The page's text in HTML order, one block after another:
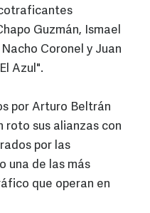
Guzmán, Ismael
Coronel y Juan
Azul".
por Arturo Beltrán
roto sus alianzas con
por las
una de las más
que operan en